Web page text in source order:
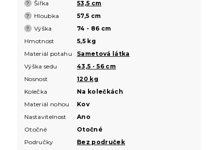
? Šířka 53,5 cm
? Hloubka 57,5 cm
? Výška
74 - 86 cm
Hmotnost
5,5 kg
Materiál potahu
Sametová látka
Výška sedu
43,5 - 56 cm
Nosnost
120 kg
Kolečka
Na kolečkách
Materiál nohou
Kov
Nastavitelnost
Ano
Otočné
Otočné
Područky
Bez područek